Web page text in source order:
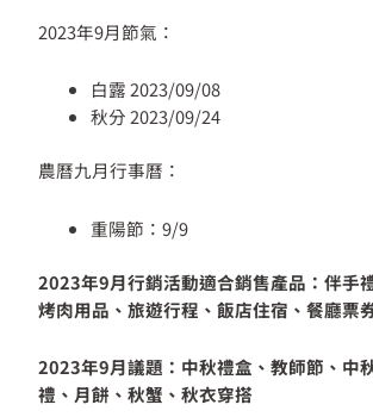
2023年9月節氣：
白露 2023/09/08
秋分 2023/09/24
農曆九月行事曆：
重陽節：9/9
2023年9月行銷活動適合銷售產品：伴手
烤肉用品、旅遊行程、飯店住宿、餐廳票
2023年9月議題：中秋禮盒、教師節、中
禮、月餅、秋蟹、秋衣穿搭